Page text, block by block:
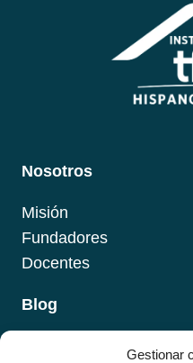
Gestionar
Nosotros
Misión
Fundadores
Docentes
Blog